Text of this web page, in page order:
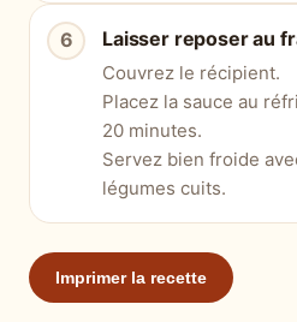
Laisser reposer au
Couvrez le récipient.
Placez la sauce au
20 minutes.
Servez bien froide
légumes cuits.
Imprimer la recette